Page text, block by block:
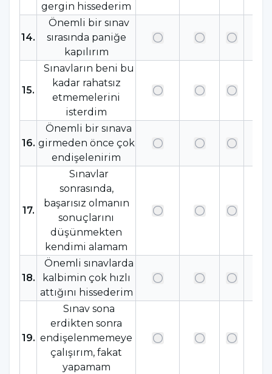
gergin hissederim
14.
Önemli bir sınav
sırasında paniğe
kapılırım
15.
Sınavların beni bu
kadar rahatsız
etmemelerini
isterdim
16.
Önemli bir sınava
girmeden önce çok
endişelenirim
17.
Sınavlar
sonrasında,
başarısız olmanın
sonuçlarını
düşünmekten
kendimi alamam
18.
Önemli sınavlarda
kalbimin çok hızlı
attığını hissederim
19.
Sınav sona
erdikten sonra
endişelenmemeye
çalışırım, fakat
yapamam